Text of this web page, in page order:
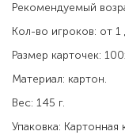
Рекомендуемый
Кол-во игроков: от 1
Размер карточек:
Материал: картон.
Вес: 145 г.
Упаковка: Картонная